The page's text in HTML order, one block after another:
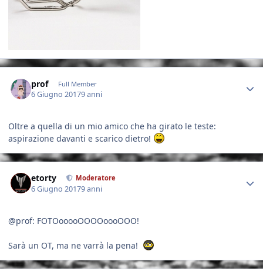
prof Full Member
6 Giugno 20179 anni
Oltre a quella di un mio amico che ha girato le teste:
aspirazione davanti e scarico dietro!
etorty Moderatore
6 Giugno 20179 anni
@prof: FOTOooooOOOOoooOOO!
Sarà un OT, ma ne varrà la pena!